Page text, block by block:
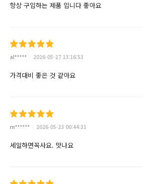
항상 구입하는 제품 입니다 좋아요
al***** 2026-05-27 13:16:53
가격대비 좋은 것 같아요
rn****** 2026-05-23 00:44:31
세일하면꼭사요. 맛나요